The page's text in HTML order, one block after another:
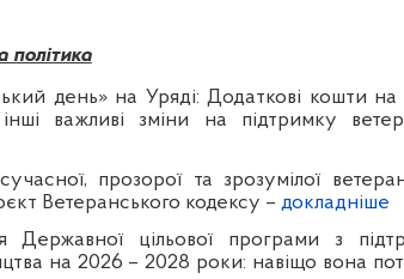
політика
день» на Уряді: Додаткові кошти
важливі зміни на підтримку
прозорої та зрозумілої
Ветеранського кодексу – докладніше
Державної цільової програми з
на 2026 – 2028 роки: навіщо вона